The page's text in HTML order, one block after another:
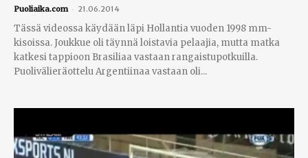
Puoliaika.com - 21.06.2014
Tässä videossa käydään läpi Hollantia vuoden 1998 mm-
kisoissa. Joukkue oli täynnä loistavia pelaajia, mutta matka
katkesi tappioon Brasiliaa vastaan rangaistupotkuilla.
Puolivälieräottelu Argentiinaa vastaan oli...